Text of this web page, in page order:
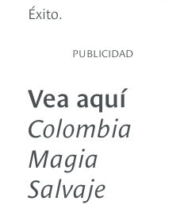
Éxito.
PUBLICIDAD
Vea aquí
Colombia
Magia
Salvaje